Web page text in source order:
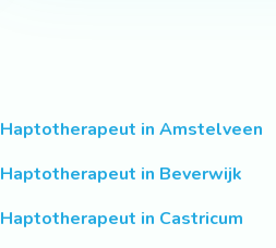
Haptotherapeut in Amstelveen
Haptotherapeut in Beverwijk
Haptotherapeut in Castricum